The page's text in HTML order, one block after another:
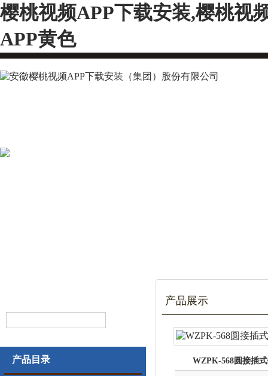
樱桃视频APP下载安装,樱桃视
APP黄色
产品目录
产品展示
WZPK-568圆接插